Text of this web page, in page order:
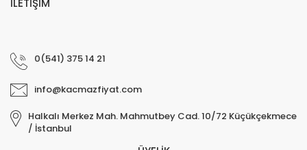
İLETİŞİM
0(541) 375 14 21
info@kacmazfiyat.com
Halkalı Merkez Mah. Mahmutbey Cad. 10/72 Küçükçekmece
/ İstanbul